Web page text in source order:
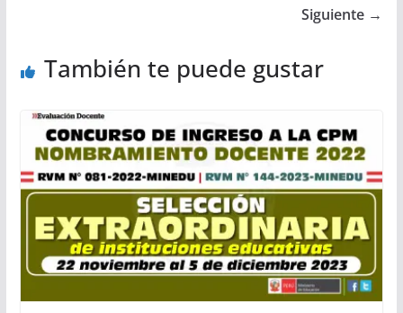
Siguiente →
También te puede gustar